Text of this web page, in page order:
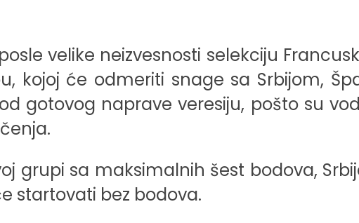
velike neizvesnosti selekciju
će odmeriti snage sa Srbijom,
gotovog naprave veresiju, pošto su
grupi sa maksimalnih šest bodova,
startovati bez bodova.